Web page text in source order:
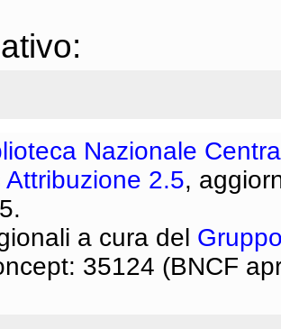
Nazionale
Attribuzione 2.5,
a cura del
35124 (BNCF